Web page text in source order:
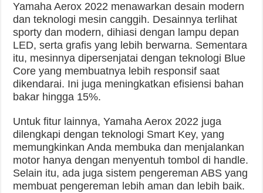
Yamaha Aerox 2022 menawarkan desain modern
dan teknologi mesin canggih. Desainnya terlihat
sporty dan modern, dihiasi dengan lampu depan
LED, serta grafis yang lebih berwarna. Sementara
itu, mesinnya dipersenjatai dengan teknologi Blue
Core yang membuatnya lebih responsif saat
dikendarai. Ini juga meningkatkan efisiensi bahan
bakar hingga 15%.
Untuk fitur lainnya, Yamaha Aerox 2022 juga
dilengkapi dengan teknologi Smart Key, yang
memungkinkan Anda membuka dan menjalankan
motor hanya dengan menyentuh tombol di handle.
Selain itu, ada juga sistem pengereman ABS yang
membuat pengereman lebih aman dan lebih baik.